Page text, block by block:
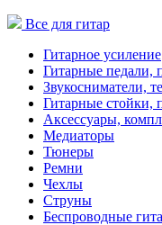
Все для гитар
Гитарное усиление
Гитарные педали,
Звукосниматели,
Гитарные стойки,
Аксессуары,
Медиаторы
Тюнеры
Ремни
Чехлы
Струны
Беспроводные